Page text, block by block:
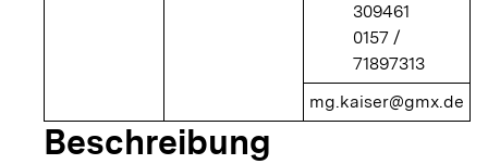
309461
0157 /
71897313
mg.kaiser@gmx.de
Beschreibung